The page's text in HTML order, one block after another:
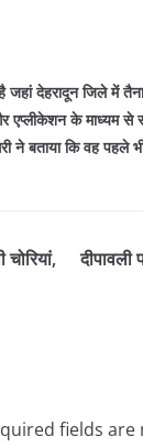
जिले में तैनात
एप्लीकेशन के माध्यम
ने बताया कि वह
दीपावली
fields are